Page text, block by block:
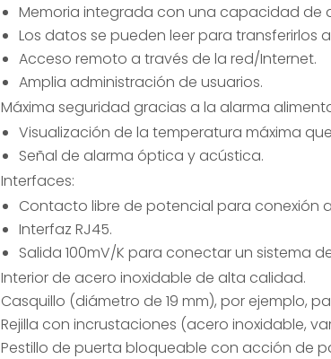
Memoria integrada con una capacidad de
Los datos se pueden leer para transferirlos
Acceso remoto a través de la red/Internet.
Amplia administración de usuarios.
Máxima seguridad gracias a la alarma
Visualización de la temperatura máxima
Señal de alarma óptica y acústica.
Interfaces:
Contacto libre de potencial para conexión
Interfaz RJ45.
Salida 100mV/K para conectar un sistema
Interior de acero inoxidable de alta calidad.
Casquillo (diámetro de 19 mm), por ejemplo,
Rejilla con incrustaciones (acero inoxidable,
Pestillo de puerta bloqueable con acción de